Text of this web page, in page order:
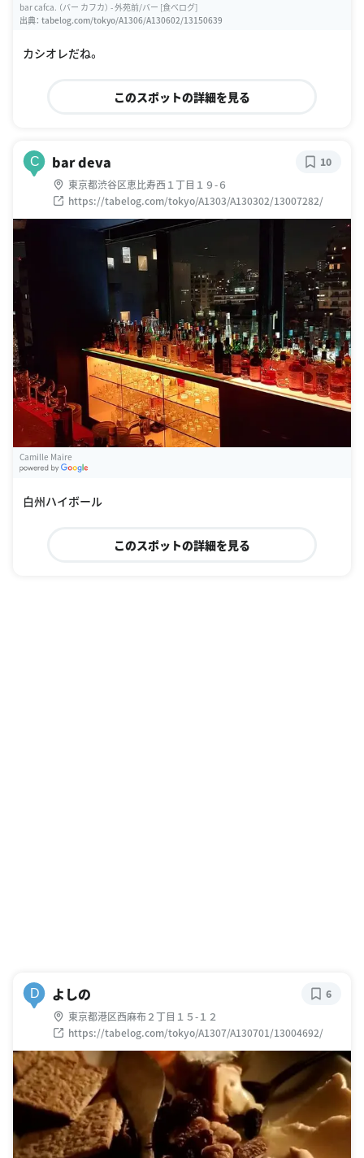
bar cafca. （バー カフカ） - 外苑前/バー [食べログ]
出典： tabelog.com/tokyo/A1306/A130602/13150639
カシオレだね。
このスポットの詳細を見る
C bar deva
東京都渋谷区恵比寿西１丁目１９-６
https://tabelog.com/tokyo/A1303/A130302/13007282/
10
Camille Maire
白州ハイボール
このスポットの詳細を見る
D よしの
東京都港区西麻布２丁目１５-１２
https://tabelog.com/tokyo/A1307/A130701/13004692/
6